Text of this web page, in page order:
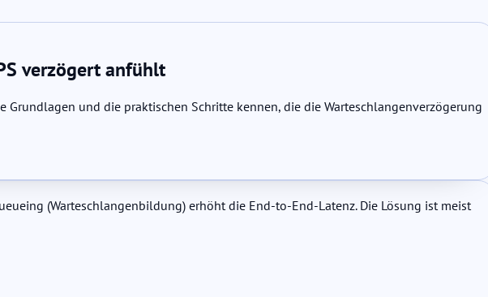
verzögert anfühlt
Grundlagen und die praktischen Schritte kennen, die die Warteschlangenverzögerung
(Warteschlangenbildung) erhöht die End-to-End-Latenz. Die Lösung ist meist